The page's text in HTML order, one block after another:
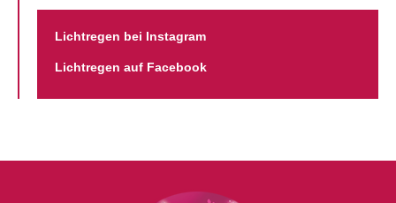
Lichtregen bei Instagram
Lichtregen auf Facebook